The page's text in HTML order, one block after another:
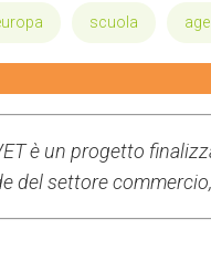
scuola
è un progetto
del settore